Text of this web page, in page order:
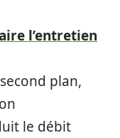
l’entretien
plan,
le débit